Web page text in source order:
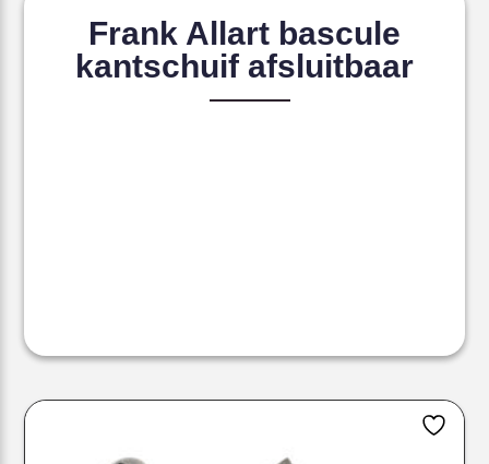
Frank Allart bascule
kantschuif afsluitbaar